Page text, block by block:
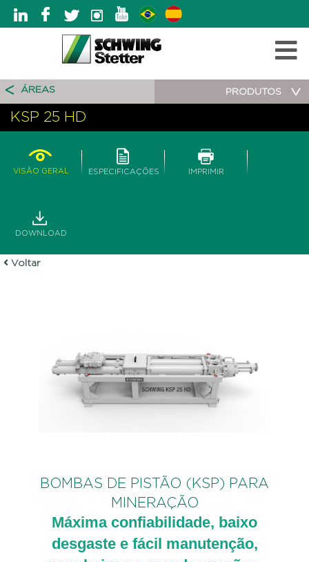
ÁREAS PRODUTOS
KSP 25 HD
VISÃO GERAL ESPECIFICAÇÕES IMPRIMIR
DOWNLOAD
Voltar
BOMBAS DE PISTÃO (KSP) PARA
MINERAÇÃO
Máxima confiabilidade, baixo
desgaste e fácil manutenção,